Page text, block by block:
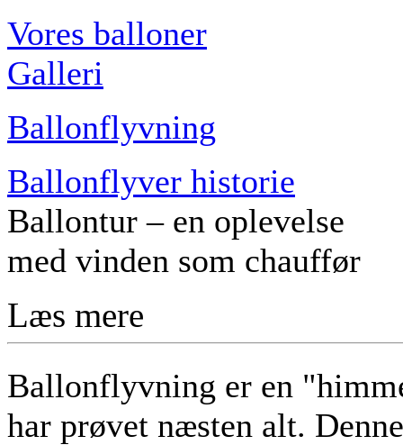
Vores balloner
Galleri
Ballonflyvning
Ballonflyver historie
Ballontur – en oplevelse
med vinden som chauffør
Læs mere
Ballonflyvning er en
har prøvet næsten alt.